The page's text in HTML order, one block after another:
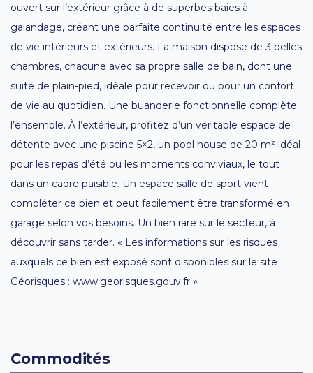
ouvert sur l’extérieur grâce à de superbes baies à
galandage, créant une parfaite continuité entre les espaces
de vie intérieurs et extérieurs. La maison dispose de 3 belles
chambres, chacune avec sa propre salle de bain, dont une
suite de plain-pied, idéale pour recevoir ou pour un confort
de vie au quotidien. Une buanderie fonctionnelle complète
l’ensemble. À l’extérieur, profitez d’un véritable espace de
détente avec une piscine 5×2, un pool house de 20 m² idéal
pour les repas d’été ou les moments conviviaux, le tout
dans un cadre paisible. Un espace salle de sport vient
compléter ce bien et peut facilement être transformé en
garage selon vos besoins. Un bien rare sur le secteur, à
découvrir sans tarder. « Les informations sur les risques
auxquels ce bien est exposé sont disponibles sur le site
Géorisques : www.georisques.gouv.fr »
Commodités